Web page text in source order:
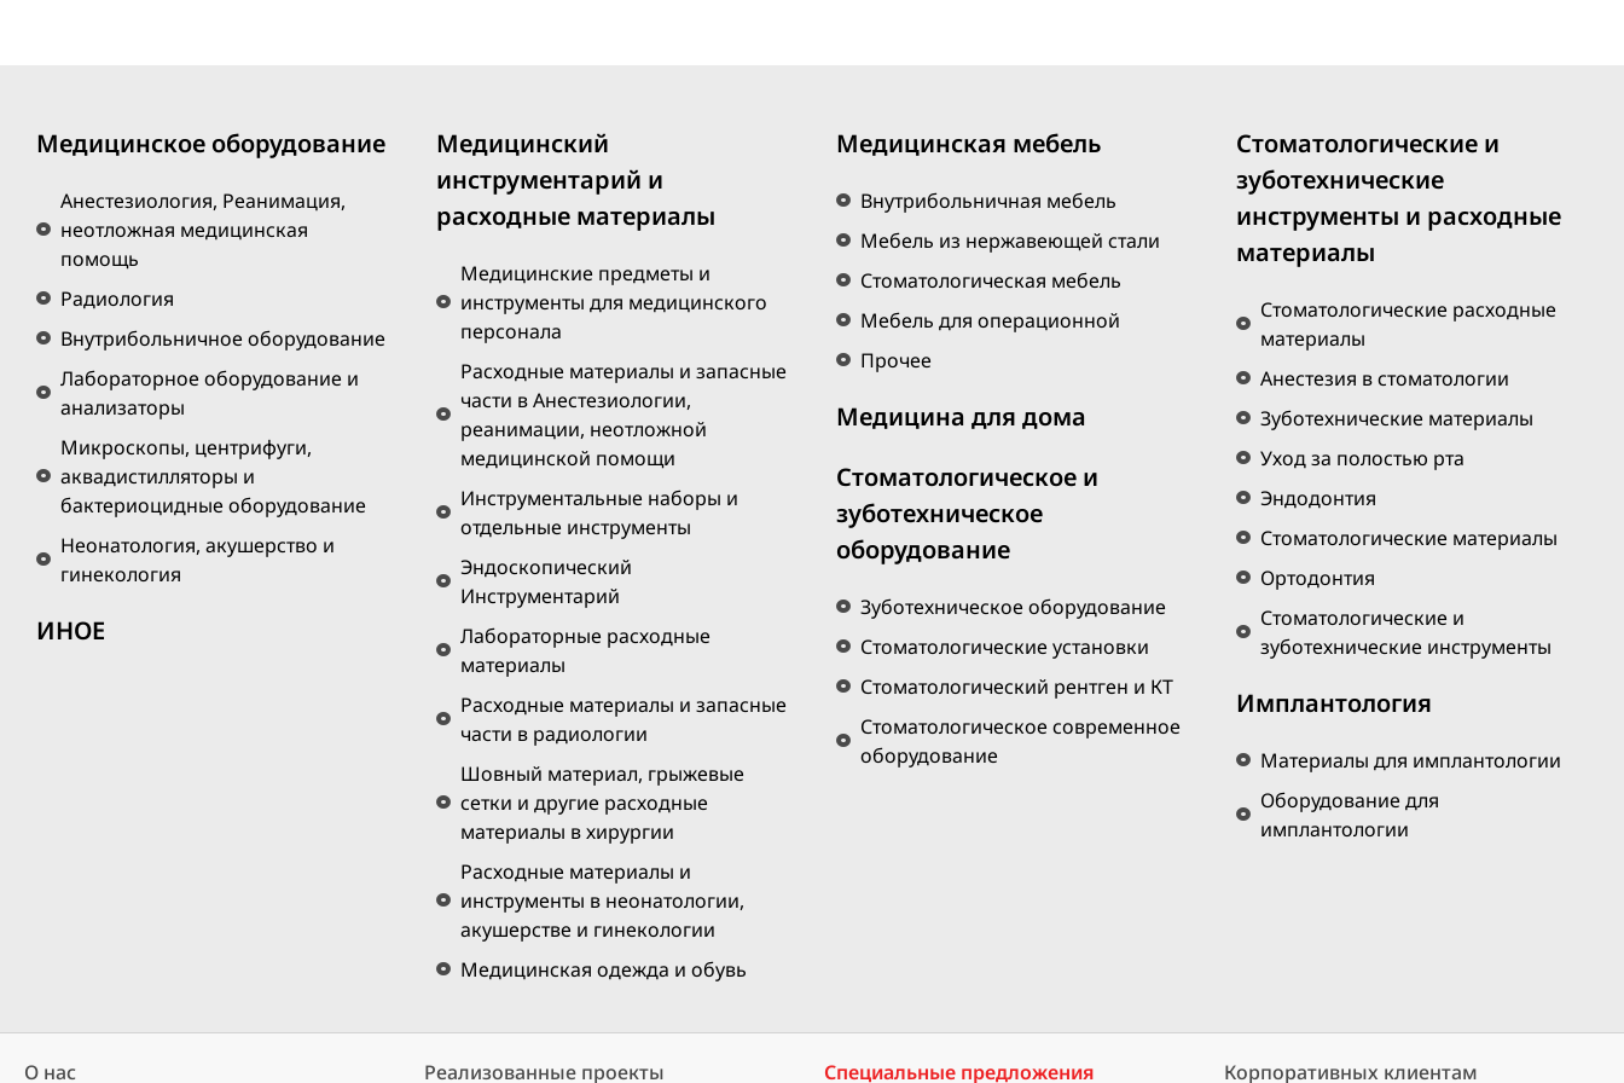
Медицинское оборудование
Анестезиология, Реанимация,
неотложная медицинская
помощь
Радиология
Внутрибольничное оборудование
Лабораторное оборудование и
анализаторы
Микроскопы, центрифуги,
аквадистилляторы и
бактериоцидные оборудование
Неонатология, акушерство и
гинекология
ИНОЕ
Медицинский
инструментарий и
расходные материалы
Медицинские предметы и
инструменты для медицинского
персонала
Расходные материалы и запасные
части в Анестезиологии,
реанимации, неотложной
медицинской помощи
Инструментальные наборы и
отдельные инструменты
Эндоскопический
Инструментарий
Лабораторные расходные
материалы
Расходные материалы и запасные
части в радиологии
Шовный материал, грыжевые
сетки и другие расходные
материалы в хирургии
Расходные материалы и
инструменты в неонатологии,
акушерстве и гинекологии
Медицинская одежда и обувь
Медицинская мебель
Внутрибольничная мебель
Мебель из нержавеющей стали
Стоматологическая мебель
Мебель для операционной
Прочее
Медицина для дома
Стоматологическое и
зуботехническое
оборудование
Зуботехническое оборудование
Стоматологические установки
Стоматологический рентген и КТ
Стоматологическое современное
оборудование
Стоматологические и
зуботехнические
инструменты и расходные
материалы
Стоматологические расходные
материалы
Анестезия в стоматологии
Зуботехнические материалы
Уход за полостью рта
Эндодонтия
Стоматологические материалы
Ортодонтия
Стоматологические и
зуботехнические инструменты
Имплантология
Материалы для имплантологии
Оборудование для
имплантологии
О нас Реализованные проекты Специальные предложения Корпоративных клиентам